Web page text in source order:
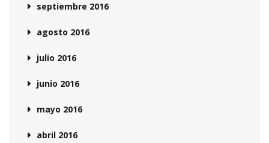
septiembre 2016
agosto 2016
julio 2016
junio 2016
mayo 2016
abril 2016